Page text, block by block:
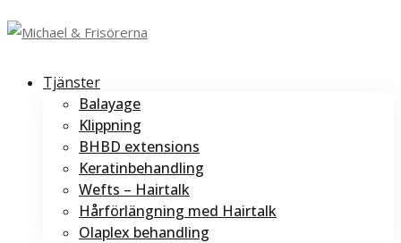
Tjänster
Balayage
Klippning
BHBD extensions
Keratinbehandling
Wefts – Hairtalk
Hårförlängning med Hairtalk
Olaplex behandling